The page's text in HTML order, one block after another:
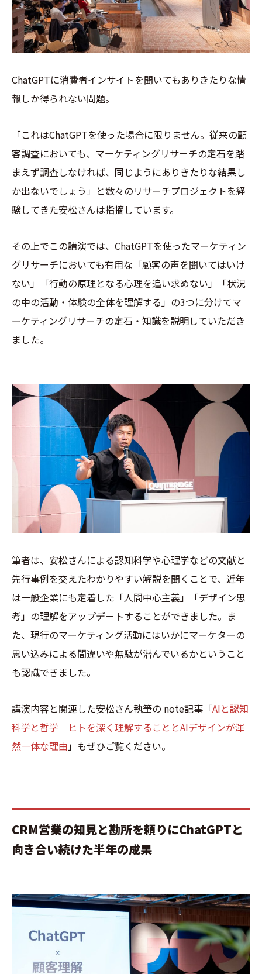
ChatGPTに消費者インサイトを聞いてもありきたりな情
報しか得られない問題。
「これはChatGPTを使った場合に限りません。従来の顧
客調査においても、マーケティングリサーチの定石を踏
まえず調査しなければ、同じようにありきたりな結果し
か出ないでしょう」と数々のリサーチプロジェクトを経
験してきた安松さんは指摘しています。
その上でこの講演では、ChatGPTを使ったマーケティン
グリサーチにおいても有用な「顧客の声を聞いてはいけ
ない」「行動の原理となる心理を追い求めない」「状況
の中の活動・体験の全体を理解する」の3つに分けてマ
ーケティングリサーチの定石・知識を説明していただき
ました。
筆者は、安松さんによる認知科学や心理学などの文献と
先行事例を交えたわかりやすい解説を聞くことで、近年
は一般企業にも定着した「人間中心主義」「デザイン思
考」の理解をアップデートすることができました。ま
た、現行のマーケティング活動にはいかにマーケターの
思い込みによる間違いや無駄が潜んでいるかということ
も認識できました。
講演内容と関連した安松さん執筆の note記事「AIと認知
科学と哲学 ヒトを深く理解することとAIデザインが渾
然一体な理由」もぜひご覧ください。
CRM営業の知見と勘所を頼りにChatGPTと
向き合い続けた半年の成果